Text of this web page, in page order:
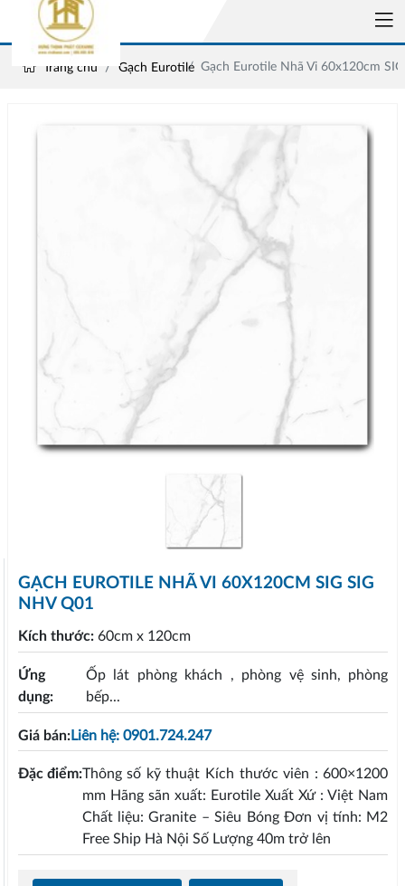
Trang chủ Gạch Eurotile Gạch Eurotile Nhã Vi 60x120cm
GẠCH EUROTILE NHÃ VI 60X120CM SIG SIG
NHV Q01
Kích thước: 60cm x 120cm
Ứng
dụng:
Ốp lát phòng khách , phòng vệ sinh, phòng
bếp...
Giá bán:Liên hệ: 0901.724.247
Đặc điểm:Thông số kỹ thuật Kích thước viên : 600×1200
mm Hãng sãn xuất: Eurotile Xuất Xứ : Việt Nam
Chất liệu: Granite – Siêu Bóng Đơn vị tính: M2
Free Ship Hà Nội Số Lượng 40m trở lên